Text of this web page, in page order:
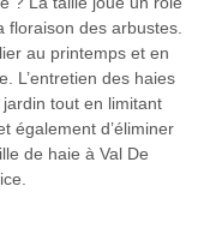
des arbustes.
au printemps et en
L’entretien des haies
tout en limitant
également d’éliminer
de haie à Val De